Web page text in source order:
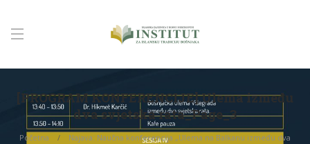
[PROGRAM KONFERENCIJE] Ulema između
dva svjetska rata_Page_3
Početna
Najava: Naučna konferencija „Ulema na Balkanu između dva